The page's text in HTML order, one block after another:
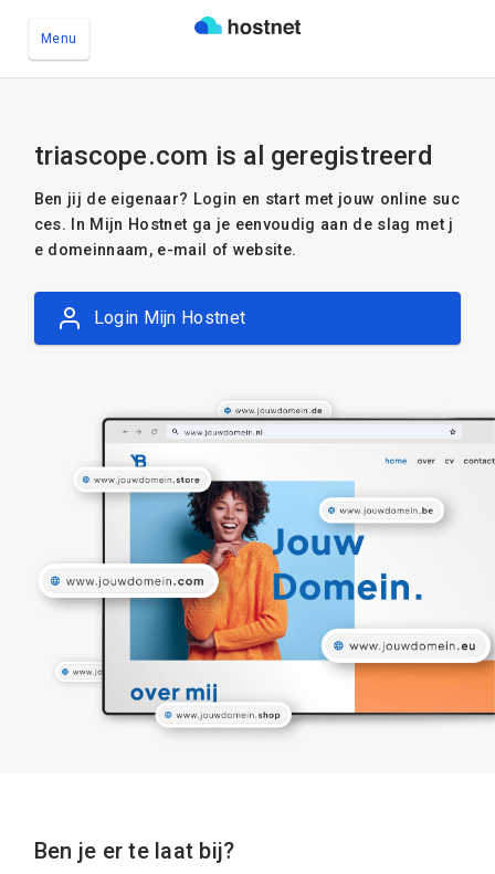
Menu
triascope.com is al geregistreerd
Ben jij de eigenaar? Login en start met jouw online suc
ces. In Mijn Hostnet ga je eenvoudig aan de slag met j
e domeinnaam, e-mail of website.
Login Mijn Hostnet
Ben je er te laat bij?